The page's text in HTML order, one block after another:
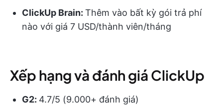
ClickUp Brain: Thêm vào bất kỳ gói trả phí
nào với giá 7 USD/thành viên/tháng
Xếp hạng và đánh giá ClickUp
G2: 4.7/5 (9.000+ đánh giá)